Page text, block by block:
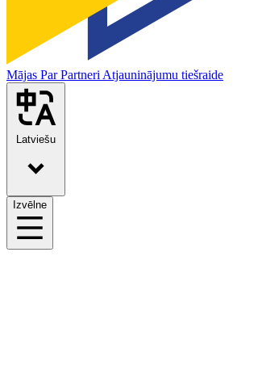
Mājas ParPartneriAtjauninājumu tiešraide
Latviešu
Izvēlne